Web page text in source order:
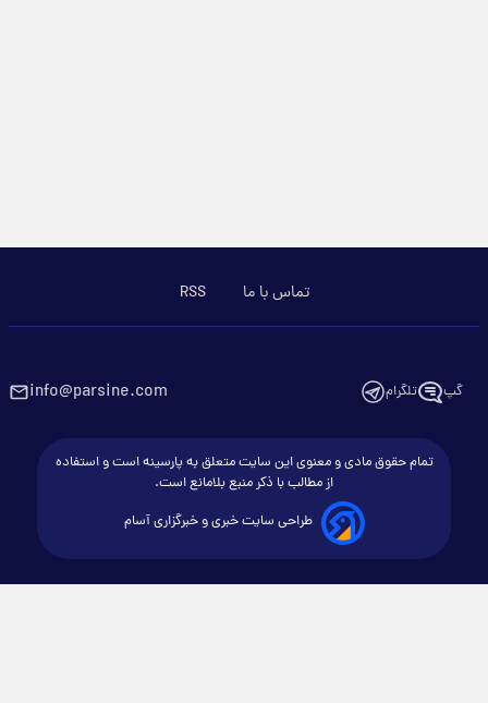
تماس با ما RSS
گپ تلگرام info@parsine.com
تمام حقوق مادی و معنوی این سایت متعلق به پارسینه است و استفاده
از مطالب با ذکر منبع بلامانع است.
طراحی سایت خبری و خبرگزاری آسام